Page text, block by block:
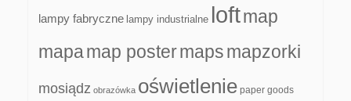
lampy fabryczne lampy industrialne loftmap
mapamap postermapsmapzorki
mosiądz obrazówka oświetlenie paper goods